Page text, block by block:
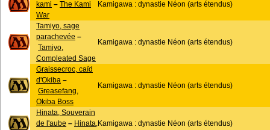
kami – The Kami
War
Kamigawa : dynastie Néon (arts étendus)
Tamiyo, sage
parachevée –
Tamiyo,
Compleated Sage
Kamigawa : dynastie Néon (arts étendus)
Graissecroc, caïd
d'Okiba –
Greasefang,
Okiba Boss
Kamigawa : dynastie Néon (arts étendus)
Hinata, Souverain
de l'aube – Hinata, Kamigawa : dynastie Néon (arts étendus)